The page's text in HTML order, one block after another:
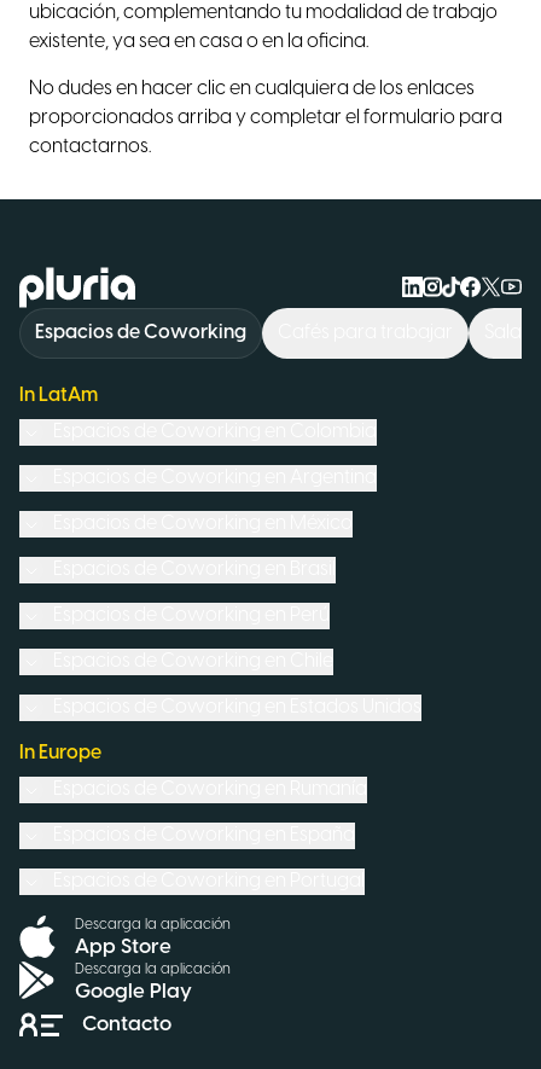
ubicación, complementando tu modalidad de trabajo
existente, ya sea en casa o en la oficina.
No dudes en hacer clic en cualquiera de los enlaces
proporcionados arriba y completar el formulario para
contactarnos.
Logo Pluria
Espacios de Coworking
In LatAm
In Europe
Descarga la aplicación
App Store
Descarga la aplicación
Google Play
Contacto